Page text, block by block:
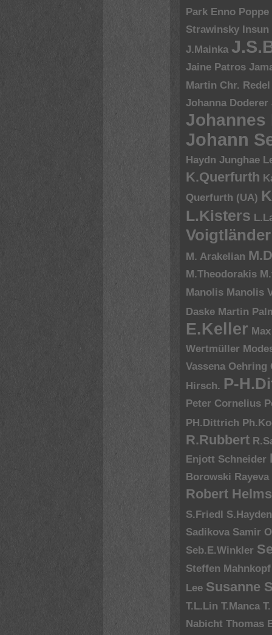
Park Enno Poppe
Strawinsky
J.Mainka
Jaine Patros
Martin Chr. Redel
Johanna Doderer
Johannes
Johann
Haydn Junghae
K.Querfurth
Querfurth (UA)
L.Kisters
Voigtländer
M. Arakelian
M.Theodorakis
Manolis Manolis
Daske Martin
E.Keller
Wertmüller
Vassena Oehring
Hirsch. P-
Peter Cornelius
PH.Dittrich
R.Rubbert
Enjott Schneider
Borowski Rayeva
Robert
S.Friedl
S.Hayden
Sadikova Samir
Seb.E.Winkler
Steffen
Lee Susanne
T.L.Lin T.Manca
Nabicht Thomas